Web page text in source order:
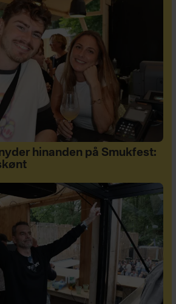
hinanden på Smukfest: